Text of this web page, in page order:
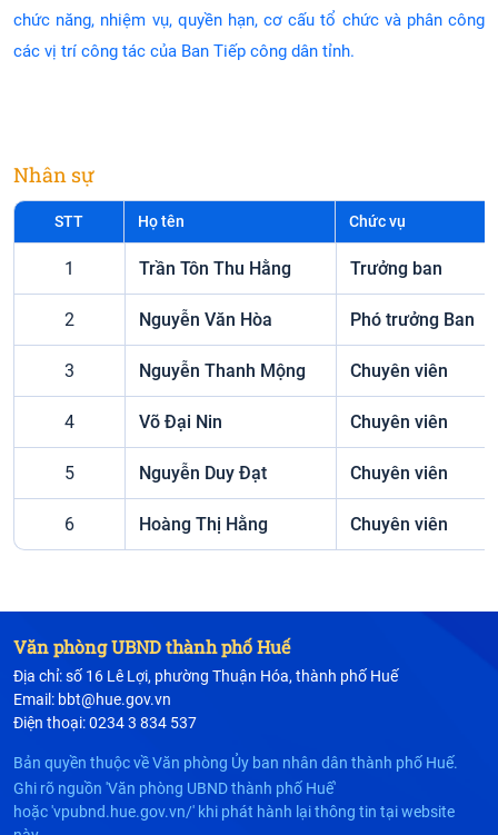
chức năng, nhiệm vụ, quyền hạn, cơ cấu tổ chức và phân công
các vị trí công tác của Ban Tiếp công dân tỉnh.
Nhân sự
STT Họ tên Chức vụ
1 Trần Tôn Thu Hằng Trưởng ban
2 Nguyễn Văn Hòa Phó trưởng Ban
3 Nguyễn Thanh Mộng Chuyên viên
4 Võ Đại Nin Chuyên viên
5 Nguyễn Duy Đạt Chuyên viên
6 Hoàng Thị Hằng Chuyên viên
Văn phòng UBND thành phố Huế
Địa chỉ: số 16 Lê Lợi, phường Thuận Hóa, thành phố Huế
Email: bbt@hue.gov.vn
Điện thoại: 0234 3 834 537
Bản quyền thuộc về Văn phòng Ủy ban nhân dân thành phố Huế.
Ghi rõ nguồn 'Văn phòng UBND thành phố Huế'
hoặc 'vpubnd.hue.gov.vn/' khi phát hành lại thông tin tại website